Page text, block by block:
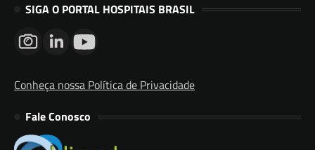
SIGA O PORTAL HOSPITAIS BRASIL
Conheça nossa Política de Privacidade
Fale Conosco